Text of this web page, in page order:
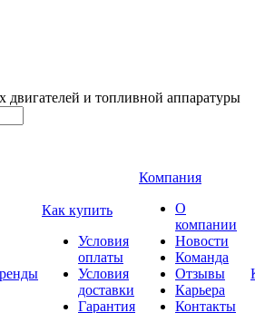
двигателей и топливной аппаратуры
Как купить
Условия
оплаты
Условия
доставки
Гарантия
Компания
О
компании
Новости
Команда
Отзывы
Карьера
Контакты